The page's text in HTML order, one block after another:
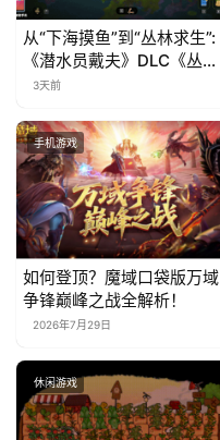
从“下海摸鱼”到“丛林求生”:
《潜水员戴夫》DLC《丛
林》移动端定档8月14日
3天前
手机游戏
如何登顶？魔域口袋版万域
争锋巅峰之战全解析！
2026年7月29日
休闲游戏